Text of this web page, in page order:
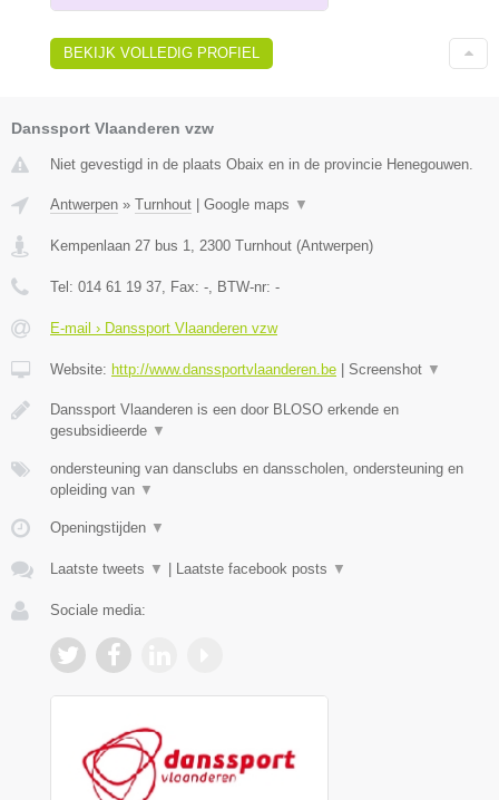
BEKIJK VOLLEDIG PROFIEL
Danssport Vlaanderen vzw
Niet gevestigd in de plaats Obaix en in de provincie Henegouwen.
Antwerpen » Turnhout Google maps ▼
Kempenlaan 27 bus 1 2300 Turnhout (Antwerpen)
Tel: 014 61 19 37 , Fax: - , BTW-nr: -
E-mail › Danssport Vlaanderen vzw
Website: http://www.danssportvlaanderen.be Screenshot ▼
Danssport Vlaanderen is een door BLOSO erkende en
gesubsidieerde ▼
ondersteuning van dansclubs en dansscholen, ondersteuning en
opleiding van ▼
Openingstijden ▼
Laatste tweets ▼ Laatste facebook posts ▼
Sociale media: